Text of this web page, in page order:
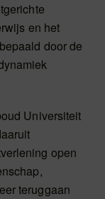
en het
door de
Universiteit
open
teruggaan